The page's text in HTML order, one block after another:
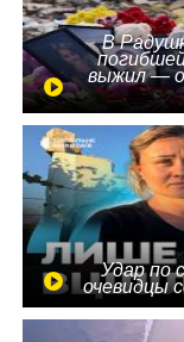
В
выжил —
Удар по
очевидцы